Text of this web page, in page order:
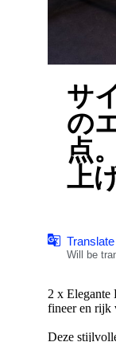
サ
の
点
上
Will be
2 x Elegante
fineer en rijk
Deze